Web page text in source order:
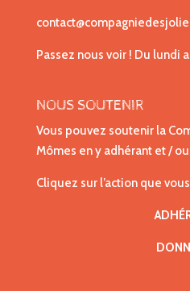
Passez nous voir ! Du lundi
NOUS SOUTENIR
Vous pouvez soutenir la
Mômes en y adhérant et /
Cliquez sur l’action que